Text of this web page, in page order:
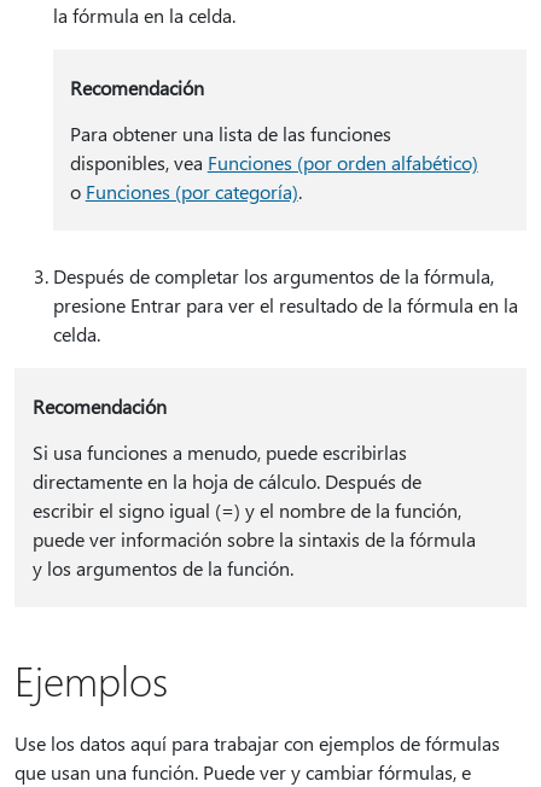
la fórmula en la celda.
Recomendación
Para obtener una lista de las funciones
disponibles, vea Funciones (por orden alfabético)
o Funciones (por categoría).
Después de completar los argumentos de la fórmula,
presione Entrar para ver el resultado de la fórmula en la
celda.
Recomendación
Si usa funciones a menudo, puede escribirlas
directamente en la hoja de cálculo. Después de
escribir el signo igual (=) y el nombre de la función,
puede ver información sobre la sintaxis de la fórmula
y los argumentos de la función.
Ejemplos
Use los datos aquí para trabajar con ejemplos de fórmulas
que usan una función. Puede ver y cambiar fórmulas, e